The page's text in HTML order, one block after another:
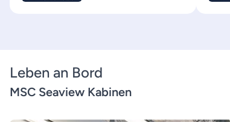
Leben an Bord
MSC Seaview Kabinen